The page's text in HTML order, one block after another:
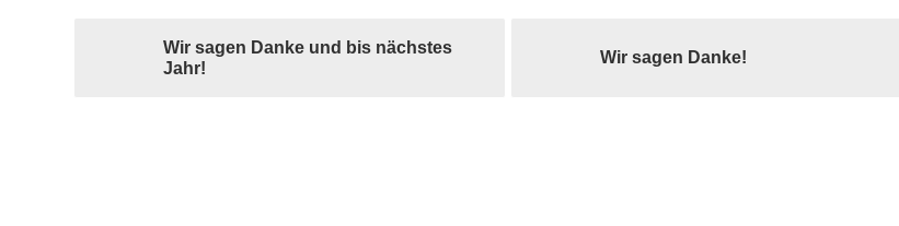
Wir sagen Danke und bis nächstes
Jahr!
Wir sagen Danke!